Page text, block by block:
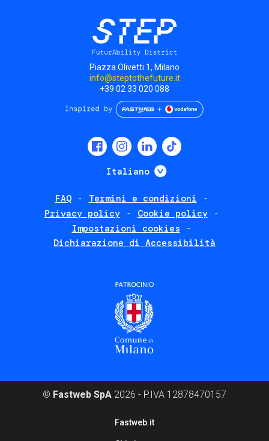
Piazza Olivetti 1, Milano
info@steptothefuture.it
+39 02 33 020 088
Italiano Mostra ulteriori
FAQ
Termini e condizioni
Privacy policy
Cookie policy
Impostazioni cookies
Dichiarazione di Accessibilità
© Fastweb SpA 2026 - P.IVA 12878470157
Fastweb.it